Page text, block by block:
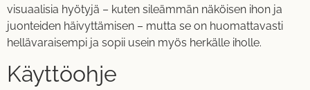
visuaalisia hyötyjä – kuten sileämmän näköisen ihon ja
juonteiden häivyttämisen – mutta se on huomattavasti
hellävaraisempi ja sopii usein myös herkälle iholle.
Käyttöohje